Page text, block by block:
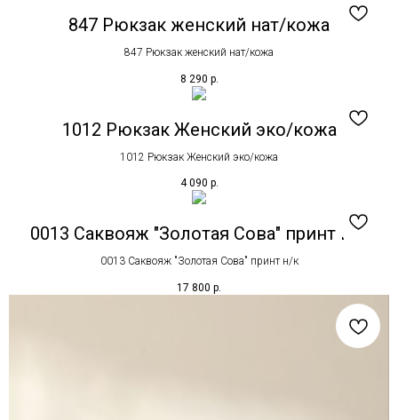
847 Рюкзак женский нат/кожа
847 Рюкзак женский нат/кожа
8 290 р.
1012 Рюкзак Женский эко/кожа
1012 Рюкзак Женский эко/кожа
4 090 р.
0013 Саквояж "Золотая Сова" принт н/к
0013 Саквояж "Золотая Сова" принт н/к
17 800 р.